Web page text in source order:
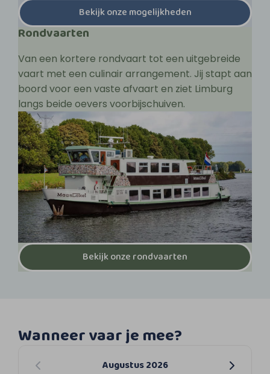
Bekijk onze mogelijkheden
Rondvaarten
Van een kortere rondvaart tot een uitgebreide
vaart met een culinair arrangement. Jij stapt aan
boord voor een vaste afvaart en ziet Limburg
langs beide oevers voorbijschuiven.
Bekijk onze rondvaarten
Wanneer vaar je mee?
Augustus 2026